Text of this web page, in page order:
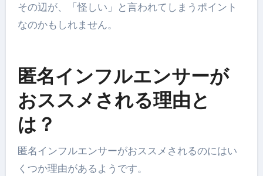
その辺が、「怪しい」と言われてしまうポイント
なのかもしれません。
匿名インフルエンサーが
おススメされる理由と
は？
匿名インフルエンサーがおススメされるのにはい
くつか理由があるようです。